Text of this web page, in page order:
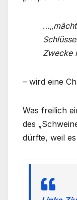
…„
Zwecke
– wird eine
Was freilich
des
dürfte, weil